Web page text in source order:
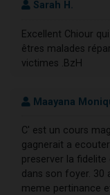
Sarah H.
Excellent Chiour
êtres malades
victimes .BzH
Maayana
C' est un cours
gagnerait a
preserver la
dans son foyer. 30
meme pertinance